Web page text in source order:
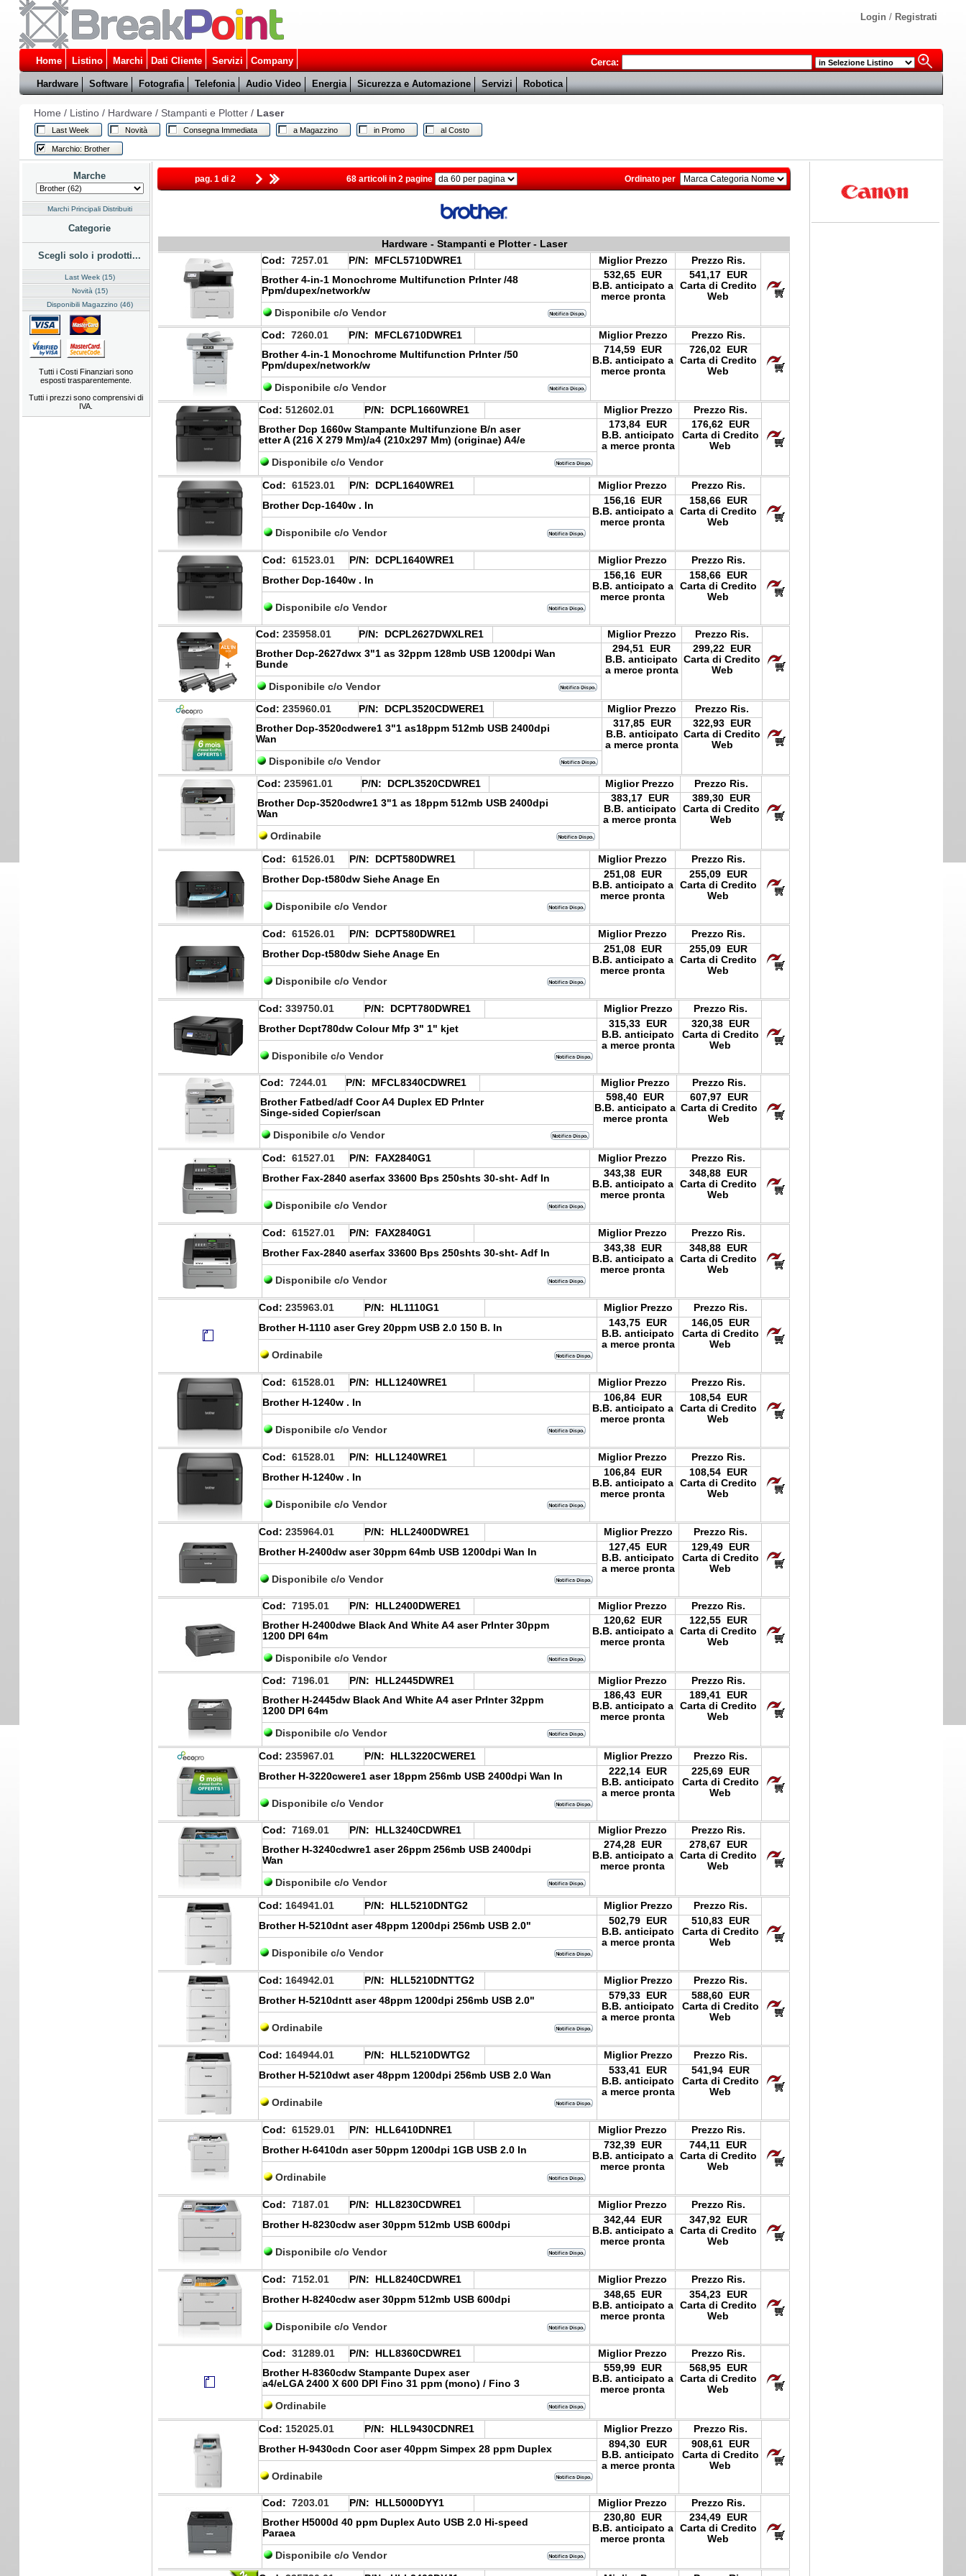
Login / Registrati
Home Listino Marchi Dati Cliente Servizi Company
Cerca:
Hardware
Software Fotografia Telefonia Audio Video Energia Sicurezza e Automazione Servizi Robotica
Home / Listino/ Hardware / Stampanti e Plotter/ Laser
Last Week Novità Consegna Immediata a Magazzino in Promo al Costo
Marchio: Brother
Marche
Marchi Principali Distribuiti
Categorie
Scegli solo i prodotti...
Last Week (15)
Novità (15)
Disponibili Magazzino (46)
Tutti i Costi Finanziari sono
esposti trasparentemente.
Tutti i prezzi sono comprensivi di
IVA.
pag. 1 di 2 68 articoli in 2 pagine Ordinato per
Hardware - Stampanti e Plotter - Laser
Cod: 7257.01 P/N: MFCL5710DWRE1 Miglior Prezzo
Prezzo Ris.
Brother 4-in-1 Monochrome Multifunction PrInter /48
Ppm/dupex/network/w
532,65 EUR
B.B. anticipato a
merce pronta
541,17 EUR
Carta di Credito
Web
Disponibile c/o Vendor
Cod: 7260.01 P/N: MFCL6710DWRE1 Miglior Prezzo
Prezzo Ris.
Brother 4-in-1 Monochrome Multifunction PrInter /50
Ppm/dupex/network/w
714,59 EUR
B.B. anticipato a
merce pronta
726,02 EUR
Carta di Credito
Web
Disponibile c/o Vendor
Cod: 512602.01 P/N: DCPL1660WRE1 Miglior Prezzo
Prezzo Ris.
Brother Dcp 1660w Stampante Multifunzione B/n aser
etter A (216 X 279 Mm)/a4 (210x297 Mm) (originae) A4/e
173,84 EUR
B.B. anticipato
a merce pronta
176,62 EUR
Carta di Credito
Web
Disponibile c/o Vendor
Cod: 61523.01 P/N: DCPL1640WRE1 Miglior Prezzo
Prezzo Ris.
Brother Dcp-1640w . In
156,16 EUR
B.B. anticipato a
merce pronta
158,66 EUR
Carta di Credito
Web
Disponibile c/o Vendor
Cod: 61523.01 P/N: DCPL1640WRE1 Miglior Prezzo
Prezzo Ris.
Brother Dcp-1640w . In
156,16 EUR
B.B. anticipato a
merce pronta
158,66 EUR
Carta di Credito
Web
Disponibile c/o Vendor
Cod: 235958.01 P/N: DCPL2627DWXLRE1 Miglior Prezzo
Prezzo Ris.
Brother Dcp-2627dwx 3"1 as 32ppm 128mb USB 1200dpi Wan
Bunde
294,51 EUR
B.B. anticipato
a merce pronta
299,22 EUR
Carta di Credito
Web
Disponibile c/o Vendor
Cod: 235960.01 P/N: DCPL3520CDWERE1 Miglior Prezzo
Prezzo Ris.
Brother Dcp-3520cdwere1 3"1 as18ppm 512mb USB 2400dpi
Wan
317,85 EUR
B.B. anticipato
a merce pronta
322,93 EUR
Carta di Credito
Web
Disponibile c/o Vendor
Cod: 235961.01 P/N: DCPL3520CDWRE1 Miglior Prezzo
Prezzo Ris.
Brother Dcp-3520cdwre1 3"1 as 18ppm 512mb USB 2400dpi
Wan
383,17 EUR
B.B. anticipato
a merce pronta
389,30 EUR
Carta di Credito
Web
Ordinabile
Cod: 61526.01 P/N: DCPT580DWRE1 Miglior Prezzo
Prezzo Ris.
Brother Dcp-t580dw Siehe Anage En
251,08 EUR
B.B. anticipato a
merce pronta
255,09 EUR
Carta di Credito
Web
Disponibile c/o Vendor
Cod: 61526.01 P/N: DCPT580DWRE1 Miglior Prezzo
Prezzo Ris.
Brother Dcp-t580dw Siehe Anage En
251,08 EUR
B.B. anticipato a
merce pronta
255,09 EUR
Carta di Credito
Web
Disponibile c/o Vendor
Cod: 339750.01 P/N: DCPT780DWRE1 Miglior Prezzo
Prezzo Ris.
Brother Dcpt780dw Colour Mfp 3" 1" kjet
315,33 EUR
B.B. anticipato
a merce pronta
320,38 EUR
Carta di Credito
Web
Disponibile c/o Vendor
Cod: 7244.01 P/N: MFCL8340CDWRE1 Miglior Prezzo
Prezzo Ris.
Brother Fatbed/adf Coor A4 Duplex ED PrInter
Singe-sided Copier/scan
598,40 EUR
B.B. anticipato a
merce pronta
607,97 EUR
Carta di Credito
Web
Disponibile c/o Vendor
Cod: 61527.01 P/N: FAX2840G1 Miglior Prezzo
Prezzo Ris.
Brother Fax-2840 aserfax 33600 Bps 250shts 30-sht- Adf In
343,38 EUR
B.B. anticipato a
merce pronta
348,88 EUR
Carta di Credito
Web
Disponibile c/o Vendor
Cod: 61527.01 P/N: FAX2840G1 Miglior Prezzo
Prezzo Ris.
Brother Fax-2840 aserfax 33600 Bps 250shts 30-sht- Adf In
343,38 EUR
B.B. anticipato a
merce pronta
348,88 EUR
Carta di Credito
Web
Disponibile c/o Vendor
Cod: 235963.01 P/N: HL1110G1 Miglior Prezzo
Prezzo Ris.
Brother H-1110 aser Grey 20ppm USB 2.0 150 B. In
143,75 EUR
B.B. anticipato
a merce pronta
146,05 EUR
Carta di Credito
Web
Ordinabile
Cod: 61528.01 P/N: HLL1240WRE1 Miglior Prezzo
Prezzo Ris.
Brother H-1240w . In
106,84 EUR
B.B. anticipato a
merce pronta
108,54 EUR
Carta di Credito
Web
Disponibile c/o Vendor
Cod: 61528.01 P/N: HLL1240WRE1 Miglior Prezzo
Prezzo Ris.
Brother H-1240w . In
106,84 EUR
B.B. anticipato a
merce pronta
108,54 EUR
Carta di Credito
Web
Disponibile c/o Vendor
Cod: 235964.01 P/N: HLL2400DWRE1 Miglior Prezzo
Prezzo Ris.
Brother H-2400dw aser 30ppm 64mb USB 1200dpi Wan In
127,45 EUR
B.B. anticipato
a merce pronta
129,49 EUR
Carta di Credito
Web
Disponibile c/o Vendor
Cod: 7195.01 P/N: HLL2400DWERE1 Miglior Prezzo
Prezzo Ris.
Brother H-2400dwe Black And White A4 aser PrInter 30ppm
1200 DPI 64m
120,62 EUR
B.B. anticipato a
merce pronta
122,55 EUR
Carta di Credito
Web
Disponibile c/o Vendor
Cod: 7196.01 P/N: HLL2445DWRE1 Miglior Prezzo
Prezzo Ris.
Brother H-2445dw Black And White A4 aser PrInter 32ppm
1200 DPI 64m
186,43 EUR
B.B. anticipato a
merce pronta
189,41 EUR
Carta di Credito
Web
Disponibile c/o Vendor
Cod: 235967.01 P/N: HLL3220CWERE1 Miglior Prezzo
Prezzo Ris.
Brother H-3220cwere1 aser 18ppm 256mb USB 2400dpi Wan In
222,14 EUR
B.B. anticipato
a merce pronta
225,69 EUR
Carta di Credito
Web
Disponibile c/o Vendor
Cod: 7169.01 P/N: HLL3240CDWRE1 Miglior Prezzo
Prezzo Ris.
Brother H-3240cdwre1 aser 26ppm 256mb USB 2400dpi
Wan
274,28 EUR
B.B. anticipato a
merce pronta
278,67 EUR
Carta di Credito
Web
Disponibile c/o Vendor
Cod: 164941.01 P/N: HLL5210DNTG2 Miglior Prezzo
Prezzo Ris.
Brother H-5210dnt aser 48ppm 1200dpi 256mb USB 2.0"
502,79 EUR
B.B. anticipato
a merce pronta
510,83 EUR
Carta di Credito
Web
Disponibile c/o Vendor
Cod: 164942.01 P/N: HLL5210DNTTG2 Miglior Prezzo
Prezzo Ris.
Brother H-5210dntt aser 48ppm 1200dpi 256mb USB 2.0"
579,33 EUR
B.B. anticipato
a merce pronta
588,60 EUR
Carta di Credito
Web
Ordinabile
Cod: 164944.01 P/N: HLL5210DWTG2 Miglior Prezzo
Prezzo Ris.
Brother H-5210dwt aser 48ppm 1200dpi 256mb USB 2.0 Wan
533,41 EUR
B.B. anticipato
a merce pronta
541,94 EUR
Carta di Credito
Web
Ordinabile
Cod: 61529.01 P/N: HLL6410DNRE1 Miglior Prezzo
Prezzo Ris.
Brother H-6410dn aser 50ppm 1200dpi 1GB USB 2.0 In
732,39 EUR
B.B. anticipato a
merce pronta
744,11 EUR
Carta di Credito
Web
Ordinabile
Cod: 7187.01 P/N: HLL8230CDWRE1 Miglior Prezzo
Prezzo Ris.
Brother H-8230cdw aser 30ppm 512mb USB 600dpi
342,44 EUR
B.B. anticipato a
merce pronta
347,92 EUR
Carta di Credito
Web
Disponibile c/o Vendor
Cod: 7152.01 P/N: HLL8240CDWRE1 Miglior Prezzo
Prezzo Ris.
Brother H-8240cdw aser 30ppm 512mb USB 600dpi
348,65 EUR
B.B. anticipato a
merce pronta
354,23 EUR
Carta di Credito
Web
Disponibile c/o Vendor
Cod: 31289.01 P/N: HLL8360CDWRE1 Miglior Prezzo
Prezzo Ris.
Brother H-8360cdw Stampante Dupex aser
a4/eLGA 2400 X 600 DPI Fino 31 ppm (mono) / Fino 3
559,99 EUR
B.B. anticipato a
merce pronta
568,95 EUR
Carta di Credito
Web
Ordinabile
Cod: 152025.01 P/N: HLL9430CDNRE1 Miglior Prezzo
Prezzo Ris.
Brother H-9430cdn Coor aser 40ppm Simpex 28 ppm Duplex
894,30 EUR
B.B. anticipato
a merce pronta
908,61 EUR
Carta di Credito
Web
Ordinabile
Cod: 7203.01 P/N: HLL5000DYY1 Miglior Prezzo
Prezzo Ris.
Brother H5000d 40 ppm Duplex Auto USB 2.0 Hi-speed
Paraea
230,80 EUR
B.B. anticipato a
merce pronta
234,49 EUR
Carta di Credito
Web
Disponibile c/o Vendor